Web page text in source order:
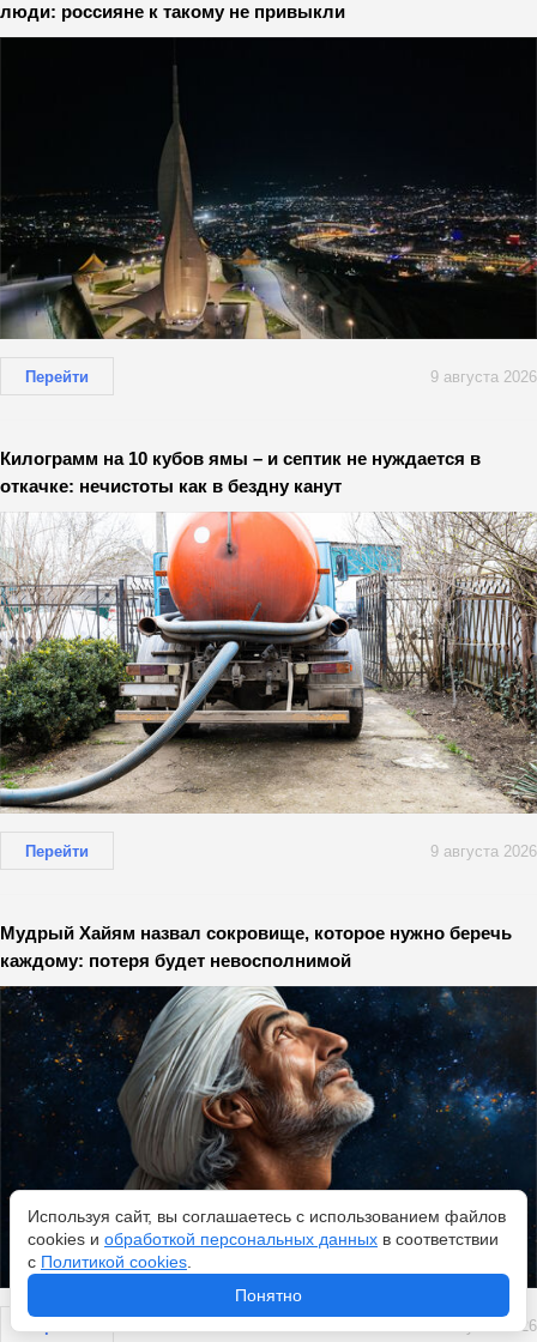
люди: россияне к такому не привыкли
Перейти 9 августа 2026
Килограмм на 10 кубов ямы – и септик не нуждается в
откачке: нечистоты как в бездну канут
Перейти 9 августа 2026
Мудрый Хайям назвал сокровище, которое нужно беречь
каждому: потеря будет невосполнимой
9 августа 2026
Используя сайт, вы соглашаетесь с использованием файлов
cookies и обработкой персональных данных в соответствии
с Политикой cookies
Понятно